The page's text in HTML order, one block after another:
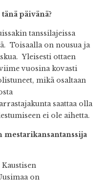
päivänä?
tanssilajeissa
Toisaalla on nousua ja
Yleisesti ottaen
vuosina kovasti
mikä osaltaan
saattaa olla
ei ole aihetta.
mestarikansantanssija
on